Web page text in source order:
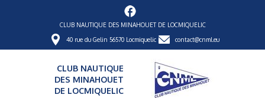
CLUB NAUTIQUE DES MINAHOUET DE LOCMIQUELIC
40 rue du Gelin 56570 Locmiquelic contact@cnml.eu
CLUB NAUTIQUE
DES MINAHOUET
DE LOCMIQUELIC